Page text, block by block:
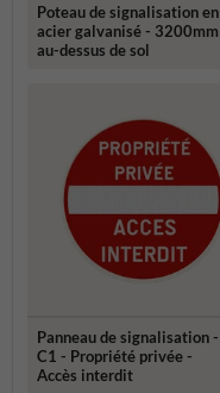
Poteau de signalisation en
acier galvanisé - 3200mm
au-dessus de sol
Panneau de signalisation -
C1 - Propriété privée -
Accès interdit